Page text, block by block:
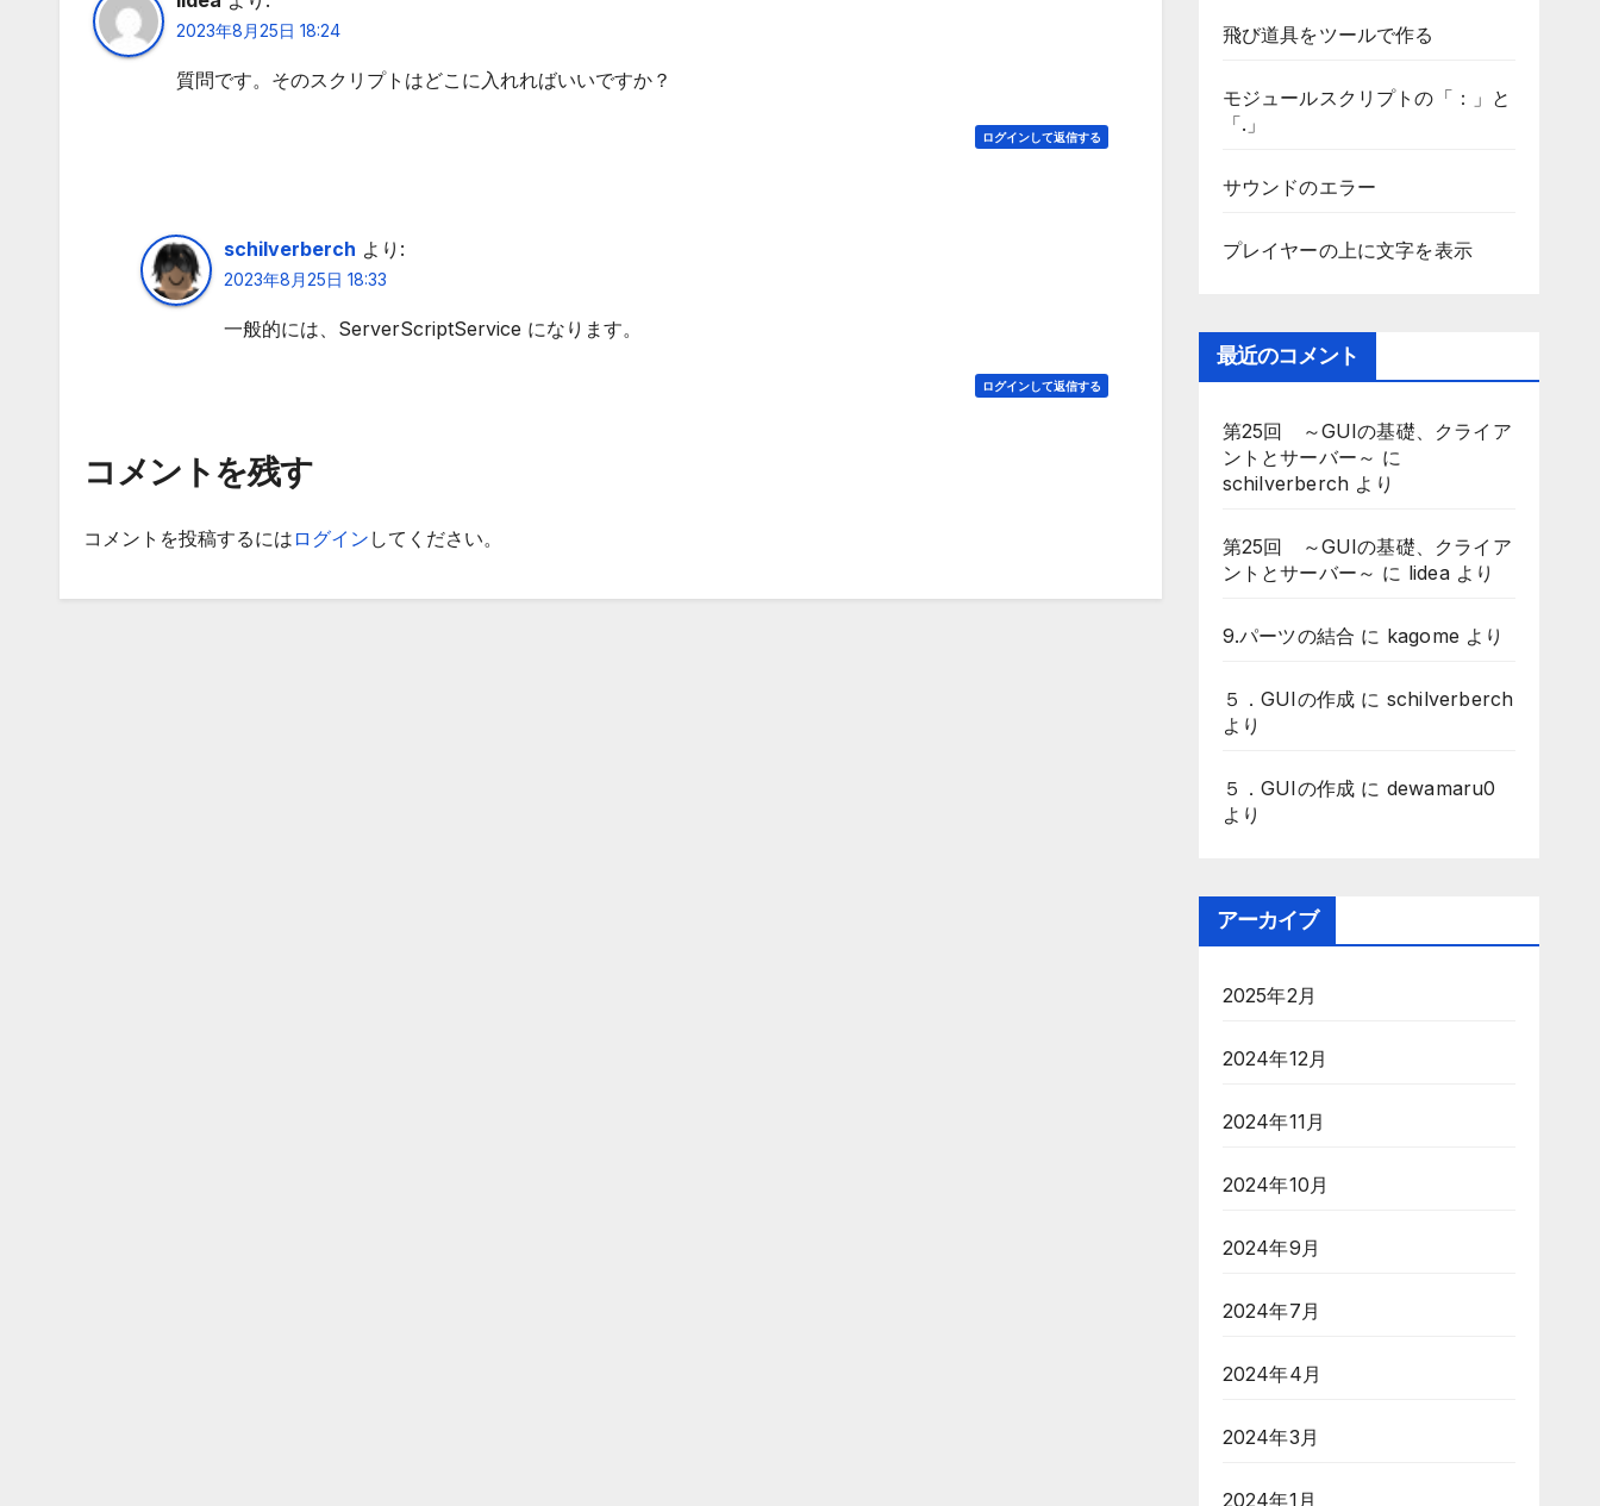
2023年8月25日 18:24
質問です。そのスクリプトはどこに入れればいいですか？
ログインして返信する
schilverberch より:
2023年8月25日 18:33
一般的には、ServerScriptService になります。
ログインして返信する
コメントを残す
コメントを投稿するには ログイン してください。
飛び道具をツールで作る
モジュールスクリプトの「：」と
「.」
サウンドのエラー
プレイヤーの上に文字を表示
最近のコメント
第25回 ～GUIの基礎、クライア
ントとサーバー～ に
schilverberch より
第25回 ～GUIの基礎、クライア
ントとサーバー～ に lideaより
9.パーツの結合 に kagome より
５．GUIの作成 に schilverberch
より
５．GUIの作成 に dewamaru0
より
アーカイブ
2025年2月
2024年12月
2024年11月
2024年10月
2024年9月
2024年7月
2024年4月
2024年3月
2024年1月